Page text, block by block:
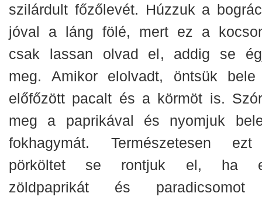
szilárdult főzőlevét. Húzzuk a
jóval a láng fölé, mert ez a
csak lassan olvad el, addig se
meg. Amikor elolvadt, öntsük
előfőzött pacalt és a körmöt is.
meg a paprikával és nyomjuk
fokhagymát. Természetesen
pörköltet se rontjuk el, ha
zöldpaprikát és